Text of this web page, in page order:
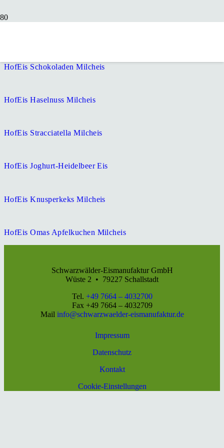
HofEis Schokoladen Milcheis
HofEis Haselnuss Milcheis
HofEis Stracciatella Milcheis
HofEis Joghurt-Heidelbeer Eis
HofEis Knusperkeks Milcheis
HofEis Omas Apfelkuchen Milcheis
Schwarzwälder-Eismanufaktur GmbH
Wüste 2 • 79227 Schallstadt
Tel. +49 7664 – 4032700
Fax +49 7664 – 4032709
Mail info@schwarzwaelder-eismanufaktur.de
Impressum
Datenschutz
Kontakt
Cookie-Einstellungen